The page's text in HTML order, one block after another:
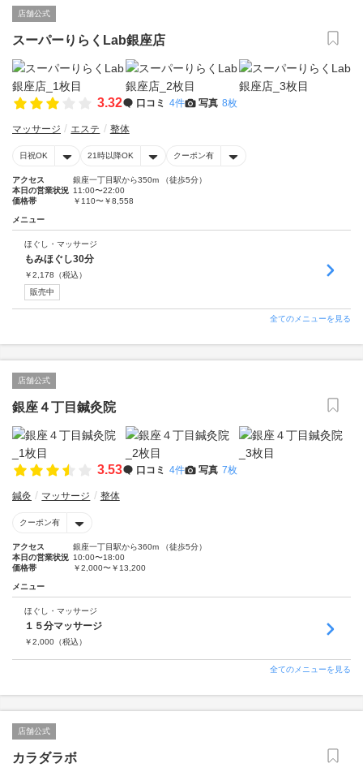
店舗公式
スーパーりらくLab銀座店
3.32 口コミ 4件 写真 8枚
マッサージ エステ 整体
日祝OK 21時以降OK クーポン有
アクセス
銀座一丁目駅から350m （徒歩5分）
本日の営業状況 11:00〜22:00
価格帯
￥110〜￥8,558
メニュー
ほぐし・マッサージ
もみほぐし30分
￥2,178 （税込）
販売中
全てのメニューを見る
店舗公式
銀座４丁目鍼灸院
3.53 口コミ 4件 写真 7枚
鍼灸 マッサージ 整体
クーポン有
アクセス
銀座一丁目駅から360m （徒歩5分）
本日の営業状況 10:00〜18:00
価格帯
￥2,000〜￥13,200
メニュー
ほぐし・マッサージ
１５分マッサージ
￥2,000 （税込）
全てのメニューを見る
店舗公式
カラダラボ